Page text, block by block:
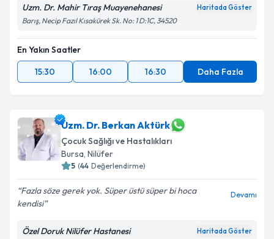
Uzm. Dr. Mahir Tıraş Muayenehanesi Haritada Göster
Barış, Necip Fazıl Kısakürek Sk. No: 1 D:1C, 34520
En Yakın Saatler
15:30
16:00 16:30 Daha Fazla
Uzm. Dr. Berkan Aktürk
Çocuk Sağlığı ve Hastalıkları
Bursa, Nilüfer
5 (44 Değerlendirme)
Fazla söze gerek yok. Süper üstü süper bi hoca
kendisi
Devamı
Özel Doruk Nilüfer Hastanesi Haritada Göster